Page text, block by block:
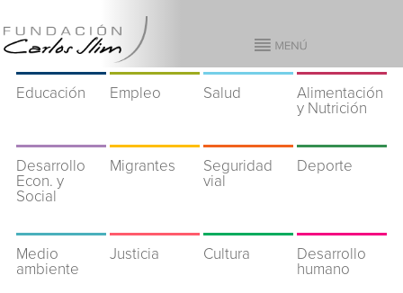
Educación Empleo Salud
Alimentación
y Nutrición
Desarrollo
Econ. y
Social
Migrantes
Seguridad
vial
Deporte
Medio
ambiente
Justicia Cultura
Desarrollo
humano